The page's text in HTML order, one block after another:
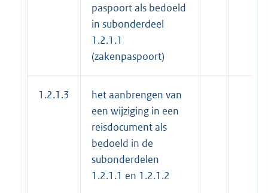
paspoort als bedoeld
in subonderdeel
1.2.1.1
(zakenpaspoort)
1.2.1.3
het aanbrengen van
een wijziging in een
reisdocument als
bedoeld in de
subonderdelen
1.2.1.1 en 1.2.1.2